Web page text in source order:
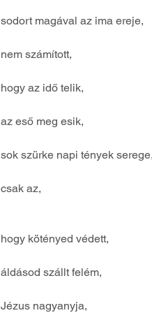
sodort magával az ima ereje,
nem számított,
hogy az idő telik,
az eső meg esik,
sok szürke napi tények
csak az,
hogy kötényed védett,
áldásod szállt felém,
Jézus nagyanyja,